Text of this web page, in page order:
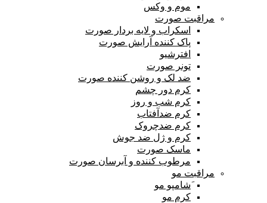
موم و وکس
مراقبت صورت
اسکراب و لایه بردار صورت
پاک کننده آرایش صورت
افترشیو
تونر صورت
ضد لک و روشن کننده صورت
کرم دور چشم
کرم شب و روز
کرم ضدآفتاب
کرم ضدچروک
کرم و ژل ضد جوش
ماسک صورت
مرطوب کننده و آبرسان صورت
مراقبت مو
َشامپو مو
کرم مو